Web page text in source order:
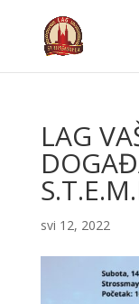
LAG
svi 12, 2022